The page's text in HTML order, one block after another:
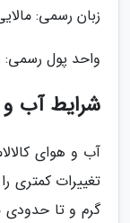
زبان رسمی:
واحد پول رسمی:
شرایط آب
آب و هوای
تغییرات کمتری
گرم و تا